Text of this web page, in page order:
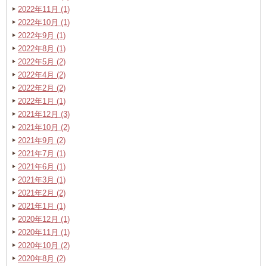
2022年11月 (1)
2022年10月 (1)
2022年9月 (1)
2022年8月 (1)
2022年5月 (2)
2022年4月 (2)
2022年2月 (2)
2022年1月 (1)
2021年12月 (3)
2021年10月 (2)
2021年9月 (2)
2021年7月 (1)
2021年6月 (1)
2021年3月 (1)
2021年2月 (2)
2021年1月 (1)
2020年12月 (1)
2020年11月 (1)
2020年10月 (2)
2020年8月 (2)